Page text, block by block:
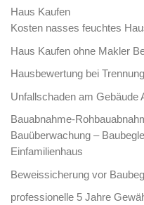
Haus Kaufen
Kosten nasses feuchtes
Haus Kaufen ohne Makler
Hausbewertung bei
Unfallschaden am Gebäude
Bauabnahme-
Bauüberwachung –
Einfamilienhaus
Beweissicherung vor
professionelle 5 Jahre